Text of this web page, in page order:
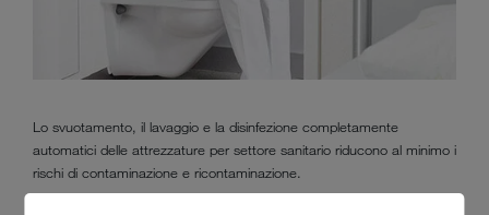
Lo svuotamento, il lavaggio e la disinfezione completamente
automatici delle attrezzature per settore sanitario riducono al minimo i
rischi di contaminazione e ricontaminazione.